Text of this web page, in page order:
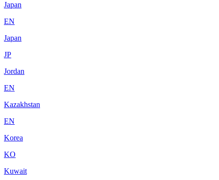
Japan
EN
Japan
JP
Jordan
EN
Kazakhstan
EN
Korea
KO
Kuwait